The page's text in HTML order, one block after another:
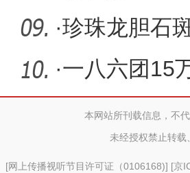
·珍珠龙胆石
·一八六团15
质量发展
本网站所刊载信息，不
未经授权禁止转
[网上传播视听节目许可证（0106168)] [京